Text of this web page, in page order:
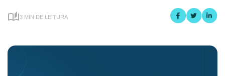
3 MIN DE LEITURA